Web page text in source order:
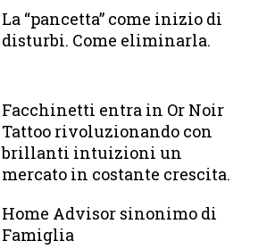
La “pancetta” come inizio di
disturbi. Come eliminarla.
Facchinetti entra in Or Noir
Tattoo rivoluzionando con
brillanti intuizioni un
mercato in costante crescita.
Home Advisor sinonimo di
Famiglia